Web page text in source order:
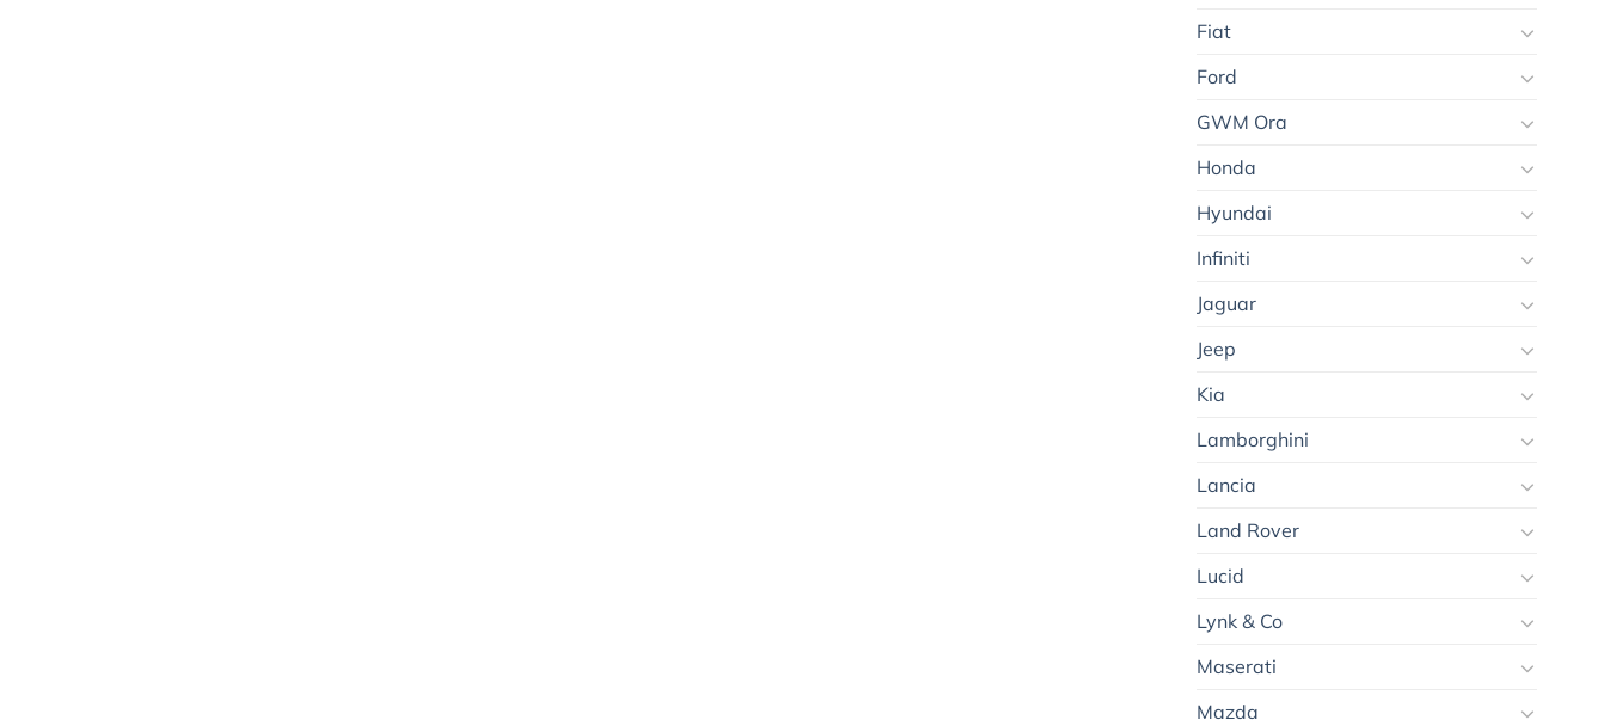
Fiat
Ford
GWM Ora
Honda
Hyundai
Infiniti
Jaguar
Jeep
Kia
Lamborghini
Lancia
Land Rover
Lucid
Lynk & Co
Maserati
Mazda